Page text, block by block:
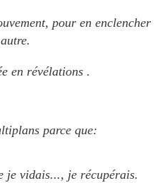
pour en enclencher
en révélations .
parce que:
je vidais..., je récupérais.